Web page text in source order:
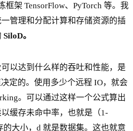
架 TensorFlow、PyTorch 等。我
管理和分配计算和存储资源的插
SiloD。
以达到什么样的吞吐和性能，是
定的。使用多少个远程 IO，就会
。可以通过这样一个公式算出
缓存未命中率，也就是（1-
的大小，d 就是数据集。这也就意